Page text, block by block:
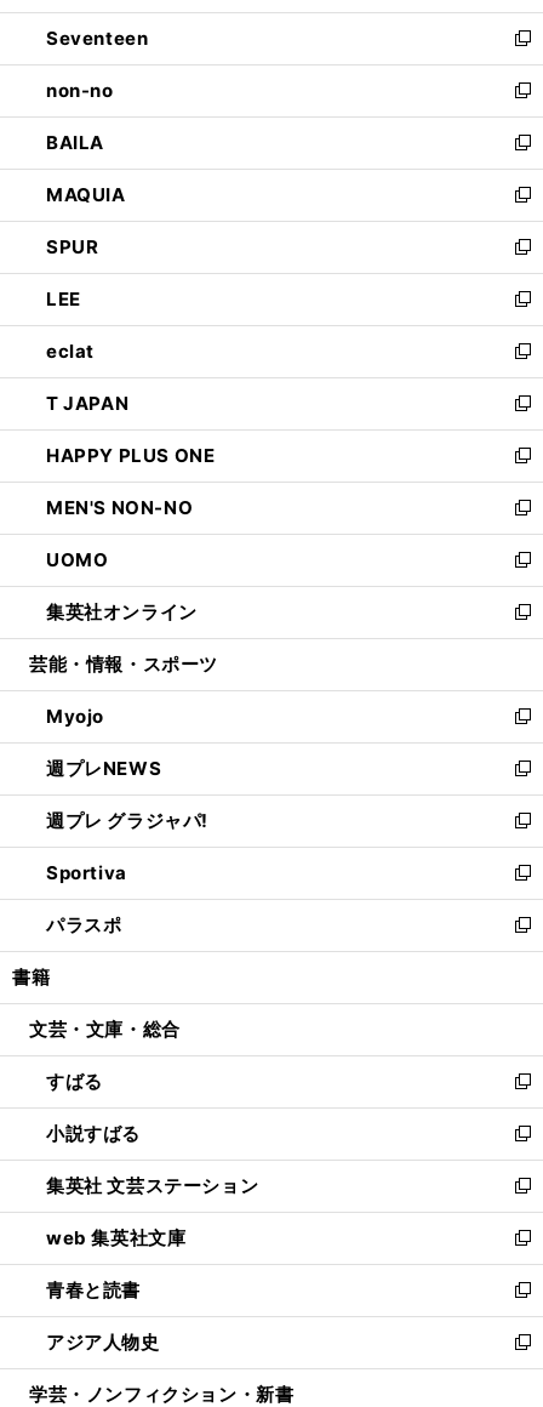
開
く
ウ
で
開
く
ン
ド
ウ
で
開
く
Seventeen
新
し
い
ウ
ィ
ン
ド
ウ
で
開
く
non-no
新
し
い
ウ
ィ
ン
ド
ウ
で
開
く
BAILA
新
し
い
ウ
ィ
ン
ド
ウ
で
開
く
MAQUIA
新
し
い
ウ
ィ
ン
ド
ウ
で
開
く
SPUR
新
し
い
ウ
ィ
ン
ド
ウ
で
開
く
LEE
新
し
い
ウ
ィ
ン
ド
ウ
で
開
く
eclat
新
し
い
ウ
ィ
ン
ド
ウ
で
開
く
T JAPAN
新
し
い
ウ
ィ
ン
ド
ウ
で
開
HAPPY PLUS ONE
新
し
い
ウ
ィ
ン
ド
ウ
開
く
MEN'S NON-NO
新
し
い
ウ
ィ
ン
ウ
で
開
く
UOMO
新
し
い
ウ
ン
ド
ウ
で
開
く
集英社オンライン
新
し
ウ
ィ
ン
ド
ウ
で
開
く
芸能・情報・スポーツ
Myojo
新
し
い
ウ
ィ
ン
ド
ウ
で
開
週プレNEWS
新
し
い
ウ
ィ
ン
ド
ウ
開
週プレ グラジャパ!
新
し
い
ウ
ィ
ン
ウ
開
く
Sportiva
新
し
い
ウ
ン
ウ
で
開
く
パラスポ
新
し
ウ
ン
ド
ウ
で
開
く
書籍
文芸・文庫・総合
すばる
新
し
い
ウ
ィ
ン
ド
ウ
で
開
く
小説すばる
新
し
い
ウ
ィ
ン
ド
ウ
で
開
集英社 文芸ステーション
新
し
い
ウ
ィ
ン
ド
ウ
web 集英社文庫
新
し
い
ウ
ィ
ン
青春と読書
新
し
い
ウ
アジア人物史
新
し
学芸・ノンフィクション・新書